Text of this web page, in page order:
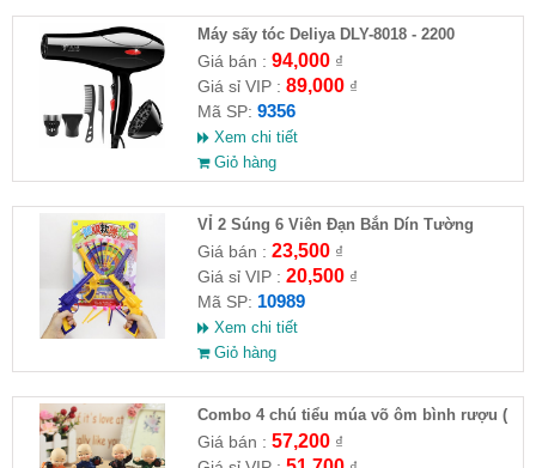
Máy sấy tóc Deliya DLY-8018 - 2200
Giá bán : 94,000₫
Giá sỉ VIP : 89,000₫
Mã SP: 9356
Xem chi tiết
Giỏ hàng
VỈ 2 Súng 6 Viên Đạn Bắn Dín Tường
Giá bán : 23,500₫
Giá sỉ VIP : 20,500₫
Mã SP: 10989
Xem chi tiết
Giỏ hàng
Combo 4 chú tiểu múa võ ôm bình rượu (
HĐ )
Giá bán : 57,200₫